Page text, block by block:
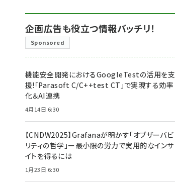
企画広告も役立つ情報バッチリ！
Sponsored
機能安全開発におけるGoogleTestの活用を支
援!「Parasoft C/C++test CT」で実現する効率
化＆AI連携
4月14日 6:30
【CNDW2025】Grafanaが明かす「オブザーバビ
リティの哲学」ー最小限の労力で実用的なインサ
イトを得るには
1月23日 6:30